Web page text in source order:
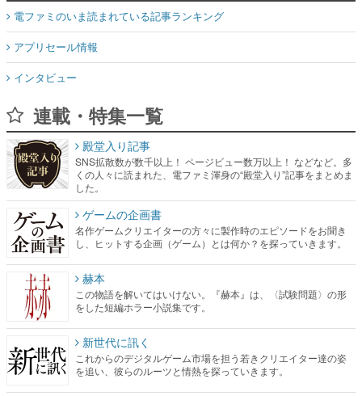
電ファミのいま読まれている記事ランキング
アプリセール情報
インタビュー
連載・特集一覧
殿堂入り記事
SNS拡散数が数千以上！ ページビュー数万以上！ などなど。多
くの人々に読まれた、電ファミ渾身の“殿堂入り”記事をまとめま
した。
ゲームの企画書
名作ゲームクリエイターの方々に製作時のエピソードをお聞き
し、ヒットする企画（ゲーム）とは何か？を探っていきます。
赫本
この物語を解いてはいけない。『赫本』は、〈試験問題〉の形
をした短編ホラー小説集です。
新世代に訊く
これからのデジタルゲーム市場を担う若きクリエイター達の姿
を追い、彼らのルーツと情熱を探っていきます。